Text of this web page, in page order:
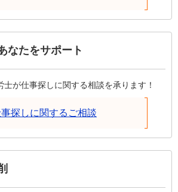
なたをサポート
が仕事探しに関する相談を承ります！
探しに関するご相談